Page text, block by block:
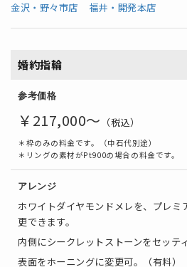
金沢・野々市店 福井・開発本店
婚約指輪
参考価格
￥217,000～ （税込）
＊枠のみの料金です。（中石代別途）
＊リングの素材がPt900の場合の料金です。
アレンジ
ホワイトダイヤモンドメレを、プレミ
更できます。
内側にシークレットストーンをセッテ
表面をホーニングに変更可。（有料）